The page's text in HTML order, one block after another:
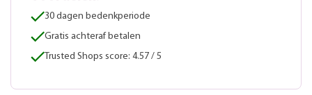
30 dagen bedenkperiode
Gratis achteraf betalen
Trusted Shops score: 4.57 / 5